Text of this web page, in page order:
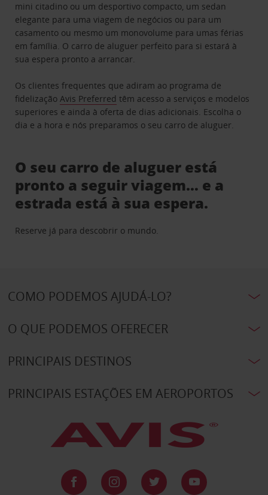
mini citadino ou um desportivo compacto, um sedan
elegante para uma viagem de negócios ou para um
casamento ou mesmo um monovolume para umas férias
em família. O carro de aluguer perfeito para si estará à
sua espera pronto a arrancar.
Os clientes frequentes que adiram ao programa de
fidelizaçãoAvis Preferred têm acesso a serviços e modelos
superiores e ainda à oferta de dias adicionais. Escolha o
dia e a hora e nós preparamos o seu carro de aluguer.
O seu carro de aluguer está
pronto a seguir viagem… e a
estrada está à sua espera.
Reserve já para descobrir o mundo.
COMO PODEMOS AJUDÁ-LO?
O QUE PODEMOS OFERECER
PRINCIPAIS DESTINOS
PRINCIPAIS ESTAÇÕES EM AEROPORTOS